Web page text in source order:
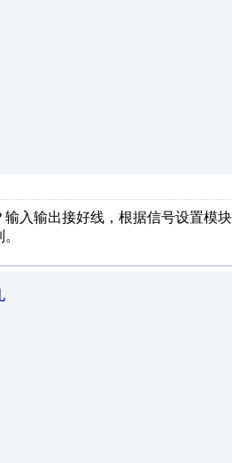
输入输出接好线，根据信号设置模